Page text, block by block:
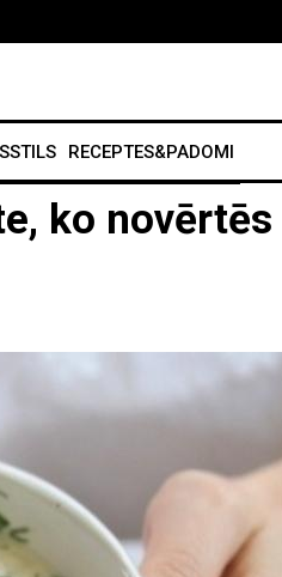
RECEPTES&PADOMI
ko novērtēs